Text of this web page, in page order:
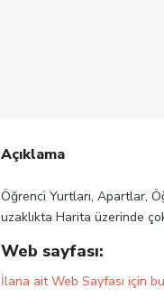
Açıklama
Öğrenci Yurtları, Apartlar,
uzaklıkta Harita üzerinde
Web sayfası:
İlana ait Web Sayfası için